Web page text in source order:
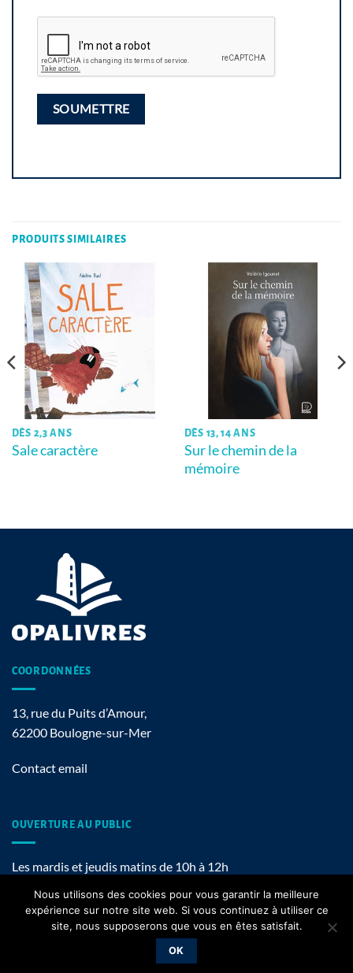
PRODUITS SIMILAIRES
DÈS 2,3 ANS
Sale caractère
DÈS 13, 14 ANS
Sur le chemin de la
mémoire
COORDONNÉES
13, rue du Puits d’Amour,
62200 Boulogne-sur-Mer
Contact email
OUVERTURE AU PUBLIC
Les mardis et jeudis matins de 10h à 12h
Mentions légales
Copyright 2026 ©
Nous utilisons des cookies pour vous garantir la meilleure
expérience sur notre site web. Si vous continuez à utiliser ce
site, nous supposerons que vous en êtes satisfait.
OK